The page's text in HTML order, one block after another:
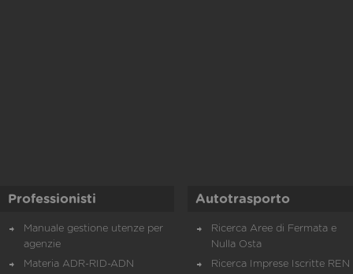
Professionisti
Manuale gestione utenze per
agenzie
Materia ADR-RID-ADN
Autotrasporto
Ricerca Aree di Fermata e
Nulla Osta
Ricerca Imprese Iscritte REN